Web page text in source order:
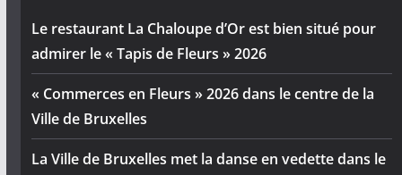
Le restaurant La Chaloupe d’Or est bien situé pour
admirer le « Tapis de Fleurs » 2026
« Commerces en Fleurs » 2026 dans le centre de la
Ville de Bruxelles
La Ville de Bruxelles met la danse en vedette dans le